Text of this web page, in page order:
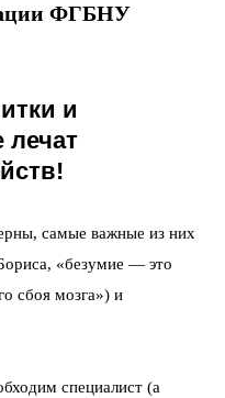
ФГБНУ
и
лечат
самые важные из них
«безумие — это
сбоя мозга») и
специалист (а